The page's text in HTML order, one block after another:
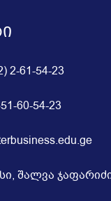
2-61-54-23
60-54-23
შალვა